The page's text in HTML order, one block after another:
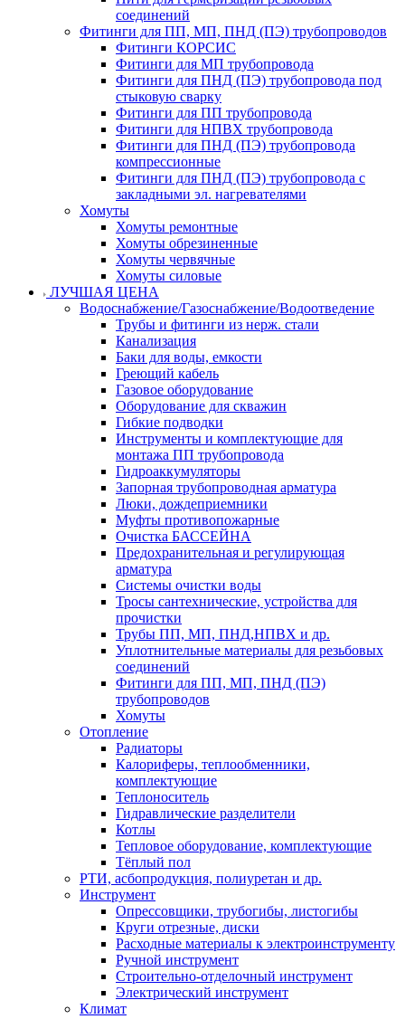
соединений
Фитинги для ПП, МП, ПНД (ПЭ) трубопроводов
Фитинги КОРСИС
Фитинги для МП трубопровода
Фитинги для ПНД (ПЭ) трубопровода под
стыковую сварку
Фитинги для ПП трубопровода
Фитинги для НПВХ трубопровода
Фитинги для ПНД (ПЭ) трубопровода
компрессионные
Фитинги для ПНД (ПЭ) трубопровода с
закладными эл. нагревателями
Хомуты
Хомуты ремонтные
Хомуты обрезиненные
Хомуты червячные
Хомуты силовые
ЛУЧШАЯ ЦЕНА
Водоснабжение/Газоснабжение/Водоотведение
Трубы и фитинги из нерж. стали
Канализация
Баки для воды, емкости
Греющий кабель
Газовое оборудование
Оборудование для скважин
Гибкие подводки
Инструменты и комплектующие для
монтажа ПП трубопровода
Гидроаккумуляторы
Запорная трубопроводная арматура
Люки, дождеприемники
Муфты противопожарные
Очистка БАССЕЙНА
Предохранительная и регулирующая
арматура
Системы очистки воды
Тросы сантехнические, устройства для
прочистки
Трубы ПП, МП, ПНД,НПВХ и др.
Уплотнительные материалы для резьбовых
соединений
Фитинги для ПП, МП, ПНД (ПЭ)
трубопроводов
Хомуты
Отопление
Радиаторы
Калориферы, теплообменники,
комплектующие
Теплоноситель
Гидравлические разделители
Котлы
Тепловое оборудование, комплектующие
Тёплый пол
РТИ, асбопродукция, полиуретан и др.
Инструмент
Опрессовщики, трубогибы, листогибы
Круги отрезные, диски
Расходные материалы к электроинструменту
Ручной инструмент
Строительно-отделочный инструмент
Электрический инструмент
Климат